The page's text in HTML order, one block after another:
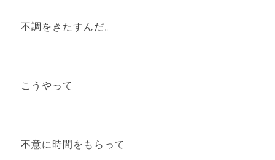
不調をきたすんだ。
こうやって
不意に時間をもらって